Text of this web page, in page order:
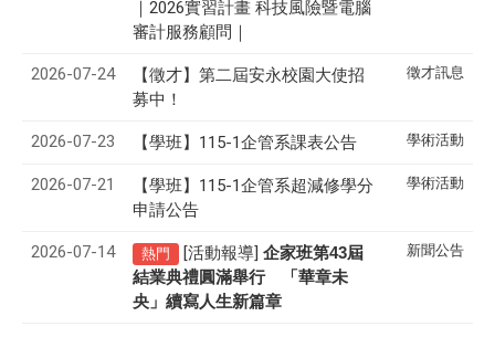
｜2026實習計畫 科技風險暨電腦
審計服務顧問｜
2026-07-24 【徵才】 第二屆安永校園大使招
募中！
徵才訊息
2026-07-23 【學班】115-1企管系課表公告 學術活動
2026-07-21
【學班】115-1企管系超減修學分
申請公告
學術活動
2026-07-14 熱門 [活動報導] 企家班第43屆
結業典禮圓滿舉行 「華章未
央」續寫人生新篇章
新聞公告